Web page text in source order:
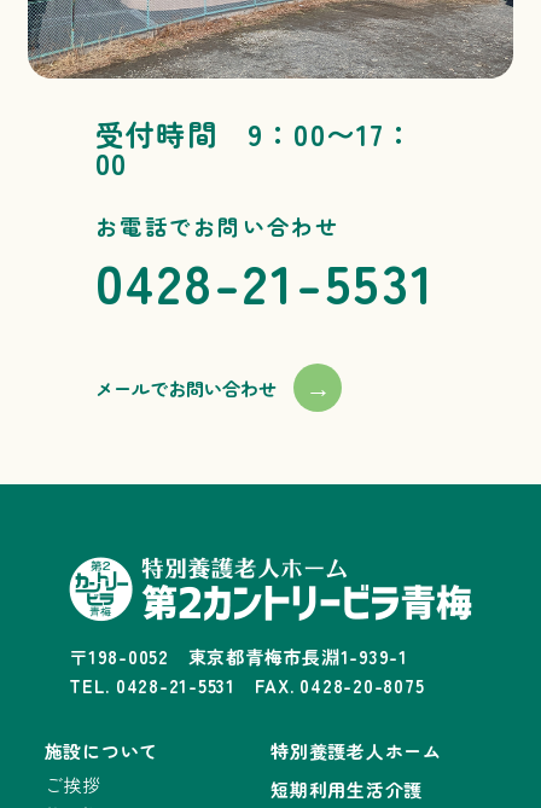
受付時間 9：00〜17：
00
お電話でお問い合わせ
0428-21-5531
メールでお問い合わせ →
〒198-0052 東京都青梅市長淵1-939-1
TEL. 0428-21-5531 FAX. 0428-20-8075
施設について
ご挨拶
特別養護老人ホーム
短期利用生活介護